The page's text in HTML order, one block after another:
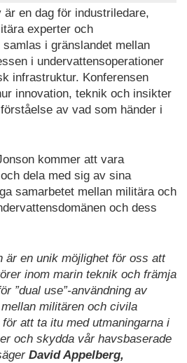
är en dag för industriledare,
experter och
i gränslandet mellan
i undervattensoperationer
infrastruktur. Konferensen
innovation, teknik och insikter
av vad som händer i
kommer att vara
dela med sig av sina
samarbetet mellan militära och
och dess
är en unik möjlighet för oss att
inom marin teknik och främja
”dual use”-användning av
militären och civila
att ta itu med utmaningarna i
och skydda vår havsbaserade
David Appelberg,